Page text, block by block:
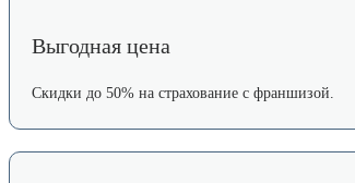
Выгодная цена
Скидки до 50% на страхование с франшизой.